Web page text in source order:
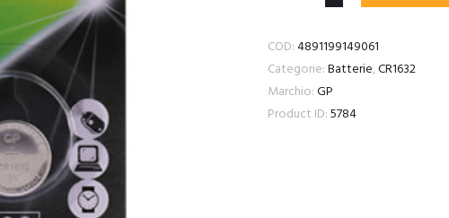
quantità
COD:4891199149061
Categorie:Batterie,CR1632
Marchio:GP
Product ID:5784